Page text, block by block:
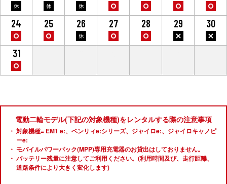
24 25 26 27 28 29 30
31
電動二輪モデル(下記の対象機種)をレンタルする際の注意事項
対象機種= EM1 e:、ベンリィe:シリーズ、ジャイロe:、ジャイロキャノピ
ーe:
モバイルパワーパック(MPP)専用充電器のお貸出はしておりません。
バッテリー残量に注意してご利用ください。(利用時間及び、走行距離、
道路条件により大きく変化します)